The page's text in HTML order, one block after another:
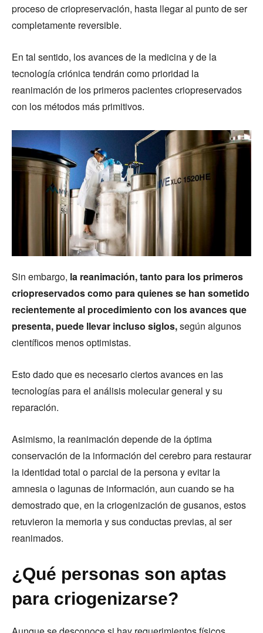
proceso de criopreservación, hasta llegar al punto de ser
completamente reversible.
En tal sentido, los avances de la medicina y de la
tecnología criónica tendrán como prioridad la
reanimación de los primeros pacientes criopreservados
con los métodos más primitivos.
Sin embargo, la reanimación, tanto para los primeros
criopreservados como para quienes se han sometido
recientemente al procedimiento con los avances que
presenta, puede llevar incluso siglos,según algunos
científicos menos optimistas.
Esto dado que es necesario ciertos avances en las
tecnologías para el análisis molecular general y su
reparación.
Asimismo, la reanimación depende de la óptima
conservación de la información del cerebro para restaurar
la identidad total o parcial de la persona y evitar la
amnesia o lagunas de información, aun cuando se ha
demostrado que, en la criogenización de gusanos, estos
retuvieron la memoria y sus conductas previas, al ser
reanimados.
¿Qué personas son aptas
para criogenizarse?